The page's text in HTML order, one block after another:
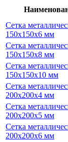
Сетка
150х150х6 мм
Сетка
150х150х8 мм
Сетка
150х150х10 мм
Сетка
200х200х4 мм
Сетка
200х200х5 мм
Сетка
200х200х6 мм